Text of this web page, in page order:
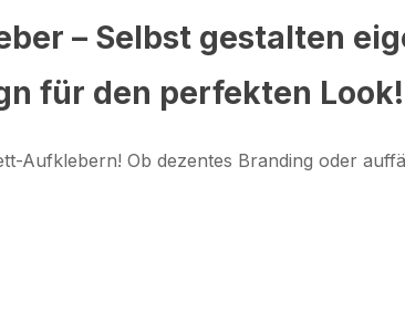
– Selbst gestalten
für den perfekten Look!
Aufklebern! Ob dezentes Branding oder